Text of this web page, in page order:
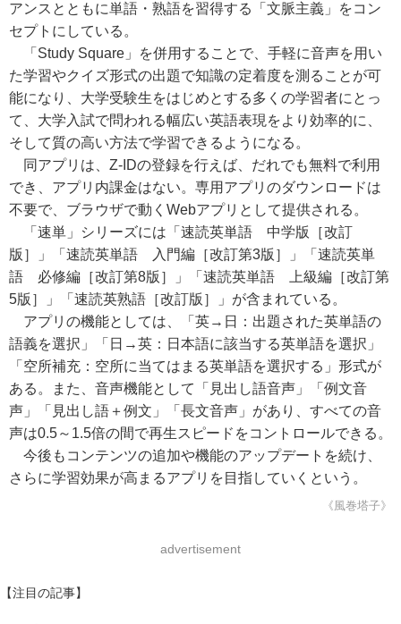
アンスとともに単語・熟語を習得する「文脈主義」をコン
セプトにしている。
「Study Square」を併用することで、手軽に音声を用い
た学習やクイズ形式の出題で知識の定着度を測ることが可
能になり、大学受験生をはじめとする多くの学習者にとっ
て、大学入試で問われる幅広い英語表現をより効率的に、
そして質の高い方法で学習できるようになる。
同アプリは、Z-IDの登録を行えば、だれでも無料で利用
でき、アプリ内課金はない。専用アプリのダウンロードは
不要で、ブラウザで動くWebアプリとして提供される。
「速単」シリーズには「速読英単語 中学版［改訂
版］」「速読英単語 入門編［改訂第3版］」「速読英単
語 必修編［改訂第8版］」「速読英単語 上級編［改訂第
5版］」「速読英熟語［改訂版］」が含まれている。
アプリの機能としては、「英→日：出題された英単語の
語義を選択」「日→英：日本語に該当する英単語を選択」
「空所補充：空所に当てはまる英単語を選択する」形式が
ある。また、音声機能として「見出し語音声」「例文音
声」「見出し語＋例文」「長文音声」があり、すべての音
声は0.5～1.5倍の間で再生スピードをコントロールできる。
今後もコンテンツの追加や機能のアップデートを続け、
さらに学習効果が高まるアプリを目指していくという。
《風巻塔子》
advertisement
【注目の記事】